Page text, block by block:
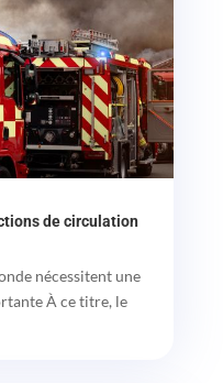
de circulation
nécessitent une
À ce titre, le